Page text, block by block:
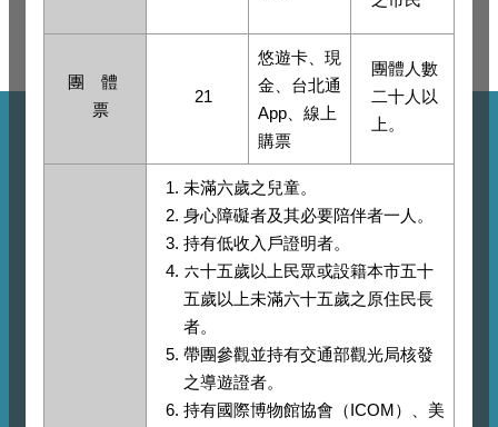
團 體
票
21
悠遊卡、現
金、台北通
App、線上
購票
團體人數
二十人以
上。
未滿六歲之兒童。
身心障礙者及其必要陪伴者一人。
持有低收入戶證明者。
六十五歲以上民眾或設籍本市五十
五歲以上未滿六十五歲之原住民長
者。
帶團參觀並持有交通部觀光局核發
之導遊證者。
持有國際博物館協會（ICOM）、美